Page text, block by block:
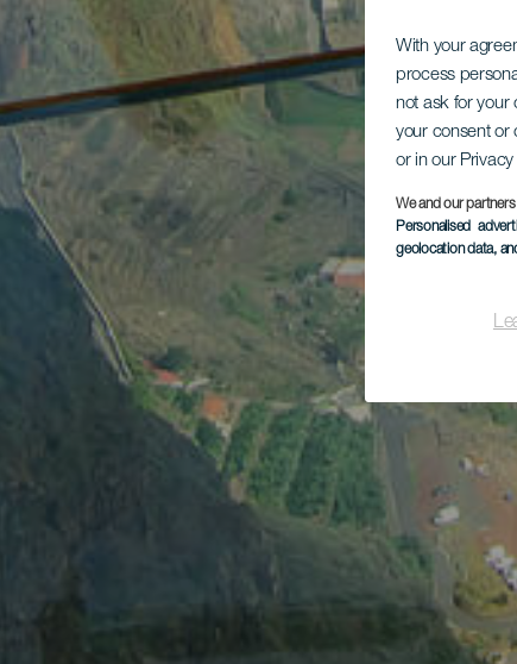
With your
process
not ask for your
your consent or
or in our
We and our
Personalised
geolocation data,